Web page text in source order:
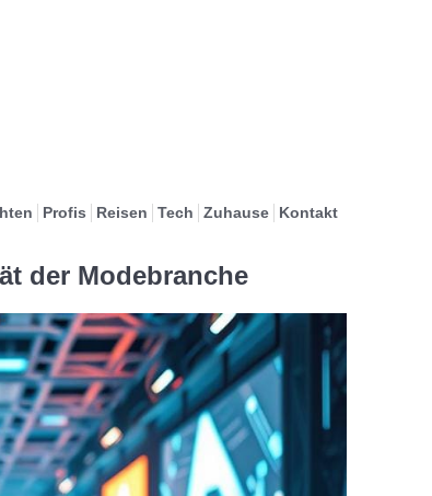
Profis Reisen Tech Zuhause Kontakt
der Modebranche